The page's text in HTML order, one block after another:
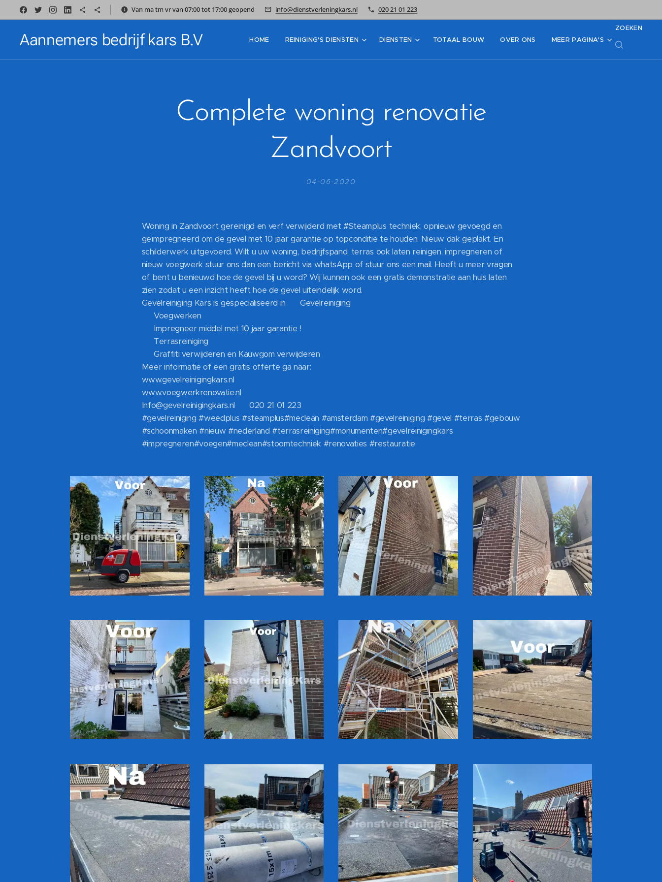
Van ma tm vr van 07:00 tot 17:00 geopend info@dienstverleningkars.nl 020 21 01 223
Aannemers bedrijf kars B.V HOME REINIGING'S DIENSTEN DIENSTEN TOTAAL BOUW OVER ONS MEER PAGINA'S
ZOEKEN
Complete woning renovatie
Zandvoort
04-06-2020
Woning in Zandvoort gereinigd en verf verwijderd met #Steamplus techniek, opnieuw gevoegd en
geïmpregneerd om de gevel met 10 jaar garantie op topconditie te houden. Nieuw dak geplakt. En
schilderwerk uitgevoerd. Wilt u uw woning, bedrijfspand, terras ook laten reinigen, impregneren of
nieuw voegwerk stuur ons dan een bericht via whatsApp of stuur ons een mail. Heeft u meer vragen
of bent u benieuwd hoe de gevel bij u word? Wij kunnen ook een gratis demonstratie aan huis laten
zien zodat u een inzicht heeft hoe de gevel uiteindelijk word.
Gevelreiniging Kars is gespecialiseerd in ✅ Gevelreiniging
✅ Voegwerken
✅ Impregneer middel met 10 jaar garantie !
✅ Terrasreiniging
✅ Graffiti verwijderen en Kauwgom verwijderen
Meer informatie of een gratis offerte ga naar:
www.gevelreinigingkars.nl
www.voegwerkrenovatie.nl
Info@gevelreinigingkars.nl ☎️ 020 21 01 223
#gevelreiniging #weedplus #steamplus#meclean #amsterdam #gevelreiniging #gevel #terras #gebouw
#schoonmaken #nieuw #nederland #terrasreiniging#monumenten#gevelreinigingkars
#impregneren#voegen#meclean#stoomtechniek #renovaties #restauratie